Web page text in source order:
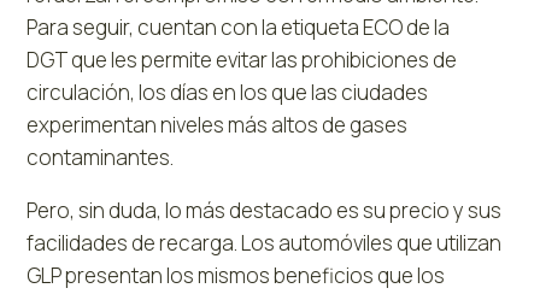
Para seguir, cuentan con la etiqueta ECO de la
DGT que les permite evitar las prohibiciones de
circulación, los días en los que las ciudades
experimentan niveles más altos de gases
contaminantes.
Pero, sin duda, lo más destacado es su precio y sus
facilidades de recarga. Los automóviles que utilizan
GLP presentan los mismos beneficios que los